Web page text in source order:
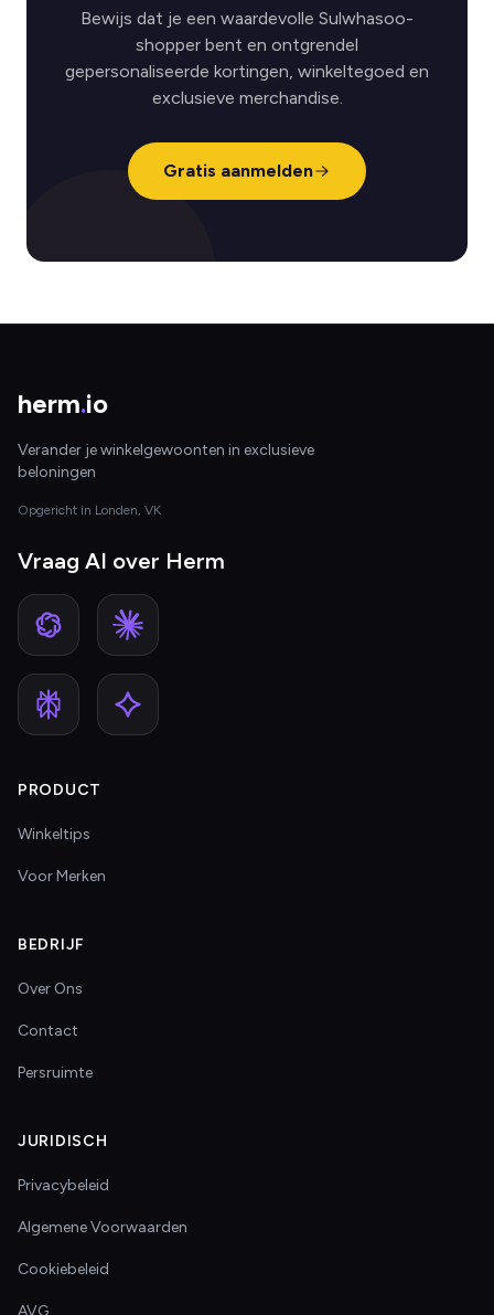
Bewijs dat je een waardevolle Sulwhasoo-
shopper bent en ontgrendel
gepersonaliseerde kortingen, winkeltegoed en
exclusieve merchandise.
Gratis aanmelden
herm.io
Verander je winkelgewoonten in exclusieve
beloningen
Opgericht in Londen, VK
Vraag AI over Herm
PRODUCT
Winkeltips
Voor Merken
BEDRIJF
Over Ons
Contact
Persruimte
JURIDISCH
Privacybeleid
Algemene Voorwaarden
Cookiebeleid
AVG